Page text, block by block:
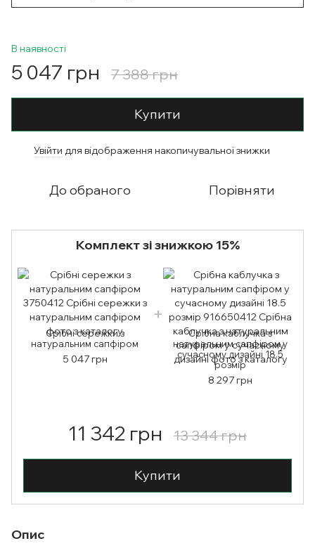
В наявності
5 047 грн 7 388 грн
Купити
Увійти для відображення накопичувальної знижки
До обраного Порівняти
Комплект зі знижкою 15%
Срібні сережки з
натуральним сапфіром
5 047 грн
Срібна каблучка з
натуральним сапфіром у
сучасному дизайні 18.5
розмір
8 297 грн
11 342 грн 13 344 грн
Купити
Опис